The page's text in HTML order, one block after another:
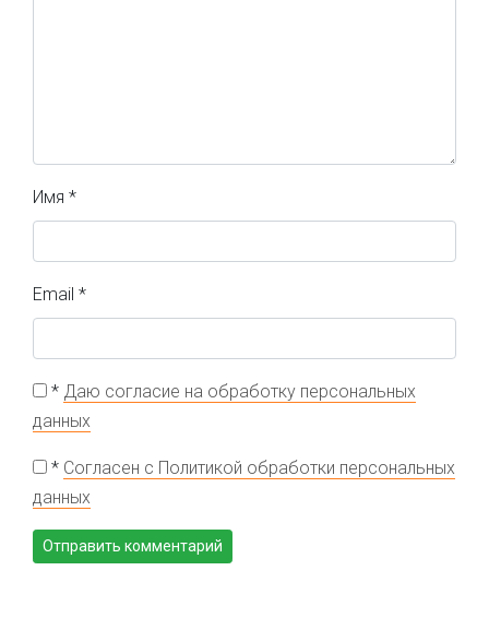
Имя *
Email *
* Даю согласие на обработку персональных
данных
* Согласен с Политикой обработки персональных
данных